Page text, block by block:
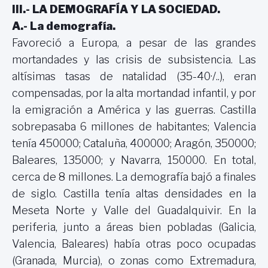
III.- LA DEMOGRAFÍA Y LA SOCIEDAD.
A.- La demografía.
Favoreció a Europa, a pesar de las grandes
mortandades y las crisis de subsistencia. Las
altísimas tasas de natalidad (35-40·/..), eran
compensadas, por la alta mortandad infantil, y por
la emigración a América y las guerras. Castilla
sobrepasaba 6 millones de habitantes; Valencia
tenía 450000; Cataluña, 400000; Aragón, 350000;
Baleares, 135000; y Navarra, 150000. En total,
cerca de 8 millones. La demografía bajó a finales
de siglo. Castilla tenía altas densidades en la
Meseta Norte y Valle del Guadalquivir. En la
periferia, junto a áreas bien pobladas (Galicia,
Valencia, Baleares) había otras poco ocupadas
(Granada, Murcia), o zonas como Extremadura,